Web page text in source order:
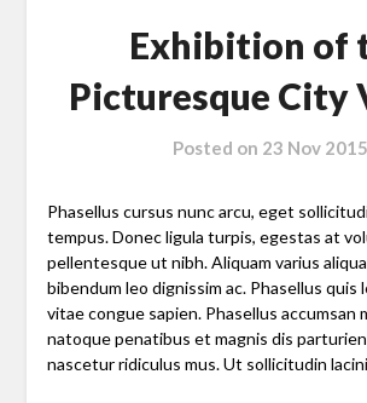
Exhibition of
Picturesque City
Posted on 23 Nov 2015
Phasellus cursus nunc arcu, eget
tempus. Donec ligula turpis, egestas at
pellentesque ut nibh. Aliquam varius
bibendum leo dignissim ac. Phasellus quis
vitae congue sapien. Phasellus accumsan
natoque penatibus et magnis dis
nascetur ridiculus mus. Ut sollicitudin